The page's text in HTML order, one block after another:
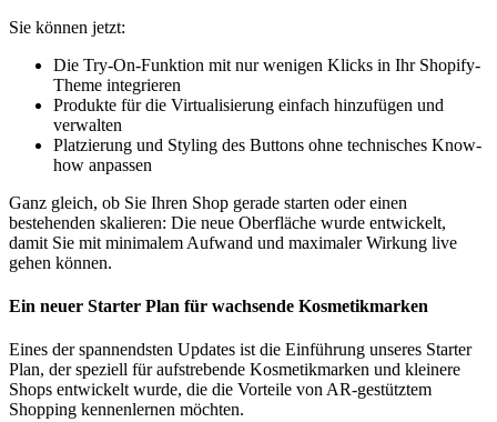
Sie können jetzt:
Die Try-On-Funktion mit nur wenigen Klicks in Ihr Shopify-
Theme integrieren
Produkte für die Virtualisierung einfach hinzufügen und
verwalten
Platzierung und Styling des Buttons ohne technisches Know-
how anpassen
Ganz gleich, ob Sie Ihren Shop gerade starten oder einen
bestehenden skalieren: Die neue Oberfläche wurde entwickelt,
damit Sie mit minimalem Aufwand und maximaler Wirkung live
gehen können.
Ein neuer Starter Plan für wachsende Kosmetikmarken
Eines der spannendsten Updates ist die Einführung unseres Starter
Plan, der speziell für aufstrebende Kosmetikmarken und kleinere
Shops entwickelt wurde, die die Vorteile von AR-gestütztem
Shopping kennenlernen möchten.